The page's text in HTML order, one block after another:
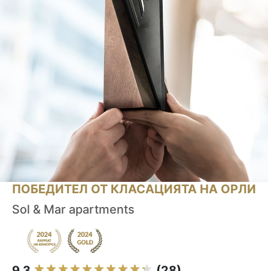
ПОБЕДИТЕЛ ОТ КЛАСАЦИЯТА НА ОРЛИ
Sol & Mar apartments